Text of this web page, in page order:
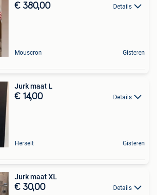
€ 380,00 Details
Mouscron Gisteren
Jurk maat L
€ 14,00 Details
Herselt Gisteren
Jurk maat XL
€ 30,00 Details